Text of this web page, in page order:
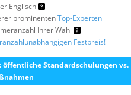
Englisch
prominentenTop-Experten
Ihrer Wahl
Festpreis!
öffentliche Standardschulungen vs.